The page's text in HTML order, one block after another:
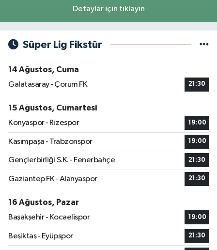
Detaylar için tıklayın
Süper Lig Fikstür
14 Ağustos, Cuma
Galatasaray - Çorum FK
21:30
15 Ağustos, Cumartesi
Konyaspor - Rizespor
19:00
Kasımpaşa - Trabzonspor 19:00
Gençlerbirliği S.K. - Fenerbahçe 21:30
Gaziantep FK - Alanyaspor 21:30
16 Ağustos, Pazar
Başakşehir - Kocaelispor
19:00
Beşiktaş - Eyüpspor 21:30